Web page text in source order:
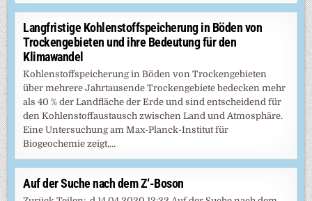
Langfristige Kohlenstoffspeicherung in Böden von
Trockengebieten und ihre Bedeutung für den
Klimawandel
Kohlenstoffspeicherung in Böden von Trockengebieten
über mehrere Jahrtausende Trockengebiete bedecken mehr
als 40 % der Landfläche der Erde und sind entscheidend für
den Kohlenstoffaustausch zwischen Land und Atmosphäre.
Eine Untersuchung am Max-Planck-Institut für
Biogeochemie zeigt,…
Auf der Suche nach dem Z‘-Boson